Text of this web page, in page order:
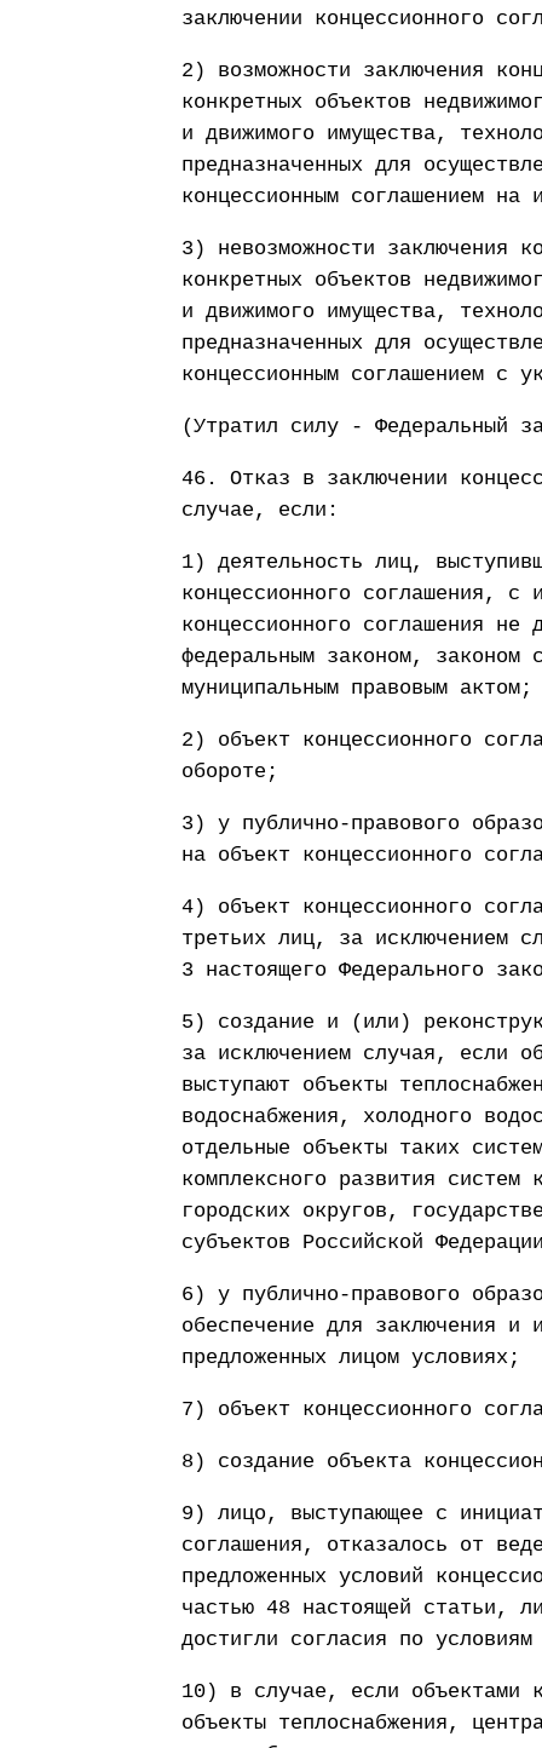
заключении концессионного
2) возможности заключения
конкретных объектов
и движимого имущества,
предназначенных для
концессионным соглашением на
3) невозможности заключения
конкретных объектов
и движимого имущества,
предназначенных для
концессионным соглашением с
(Утратил силу - Федеральный
46. Отказ в заключении
случае, если:
1) деятельность лиц,
концессионного соглашения, с
концессионного соглашения не
федеральным законом, законом
муниципальным правовым актом;
2) объект концессионного
обороте;
3) у публично-правового
на объект концессионного
4) объект концессионного
третьих лиц, за исключением
3 настоящего Федерального
5) создание и (или)
за исключением случая, если
выступают объекты
водоснабжения, холодного
отдельные объекты таких
комплексного развития систем
городских округов,
субъектов Российской
6) у публично-правового
обеспечение для заключения и
предложенных лицом условиях;
7) объект концессионного
8) создание объекта
9) лицо, выступающее с
соглашения, отказалось от
предложенных условий
частью 48 настоящей статьи,
достигли согласия по
10) в случае, если объектами
объекты теплоснабжения,